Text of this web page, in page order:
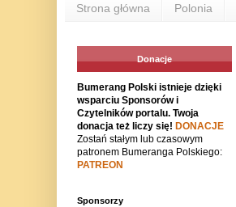
Strona główna Polonia
Donacje
Bumerang Polski istnieje dzięki
wsparciu Sponsorów i
Czytelników portalu. Twoja
donacja też liczy się! DONACJE
Zostań stałym lub czasowym
patronem Bumeranga Polskiego:
PATREON
Sponsorzy